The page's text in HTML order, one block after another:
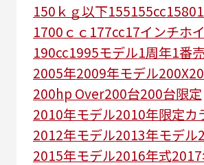
150ｋｇ以下155155cc1580
1700ｃｃ 177cc17インチホ
190cc1995モデル1周年1番
2005年2009年モデル200X
200hp Over200台200台限定
2010年モデル2010年限定カ
2012年モデル2013年モデル
2015年モデル2016年式